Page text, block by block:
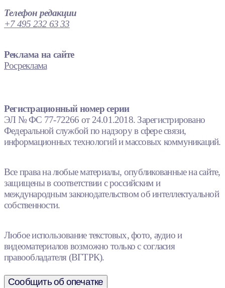
Телефон редакции
+7 495 232 63 33
Реклама на сайте
Росреклама
Регистрационный номер серии
ЭЛ № ФС 77-72266 от 24.01.2018. Зарегистрировано
Федеральной службой по надзору в сфере связи,
информационных технологий и массовых коммуникаций.
Все права на любые материалы, опубликованные на сайте,
защищены в соответствии с российским и
международным законодательством об интеллектуальной
собственности.
Любое использование текстовых, фото, аудио и
видеоматериалов возможно только с согласия
правообладателя (ВГТРК).
Сообщить об опечатке